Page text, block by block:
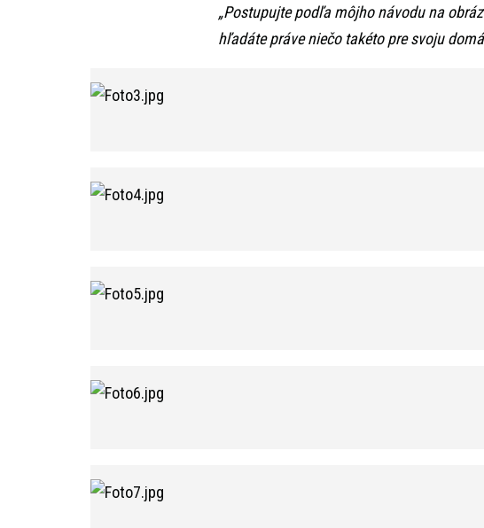
„Postupujte podľa môjho návodu na
hľadáte práve niečo takéto pre svoju